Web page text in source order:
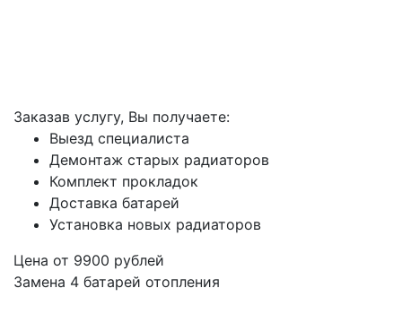
Заказав услугу, Вы получаете:
Выезд специалиста
Демонтаж старых радиаторов
Комплект прокладок
Доставка батарей
Установка новых радиаторов
Цена от 9900 рублей
Замена 4 батарей отопления